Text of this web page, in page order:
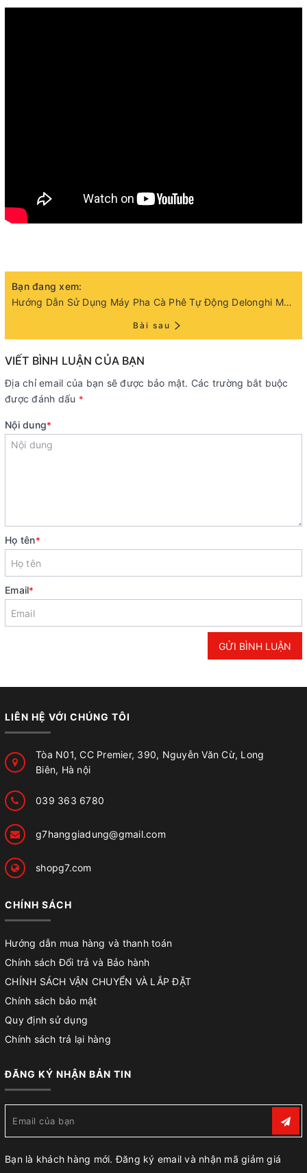
Bạn đang xem:
Hướng Dẫn Sử Dụng Máy Pha Cà Phê Tự Động Delonghi Magnifica S Ecam 22.110
Bài sau
VIẾT BÌNH LUẬN CỦA BẠN
Địa chỉ email của bạn sẽ được bảo mật. Các trường bắt buộc
được đánh dấu *
Nội dung*
Họ tên*
Email*
GỬI BÌNH LUẬN
LIÊN HỆ VỚI CHÚNG TÔI
Tòa N01, CC Premier, 390, Nguyễn Văn Cừ, Long
Biên, Hà nội
039 363 6780
g7hanggiadung@gmail.com
shopg7.com
CHÍNH SÁCH
Hướng dẫn mua hàng và thanh toán
Chính sách Đổi trả và Bảo hành
CHÍNH SÁCH VẬN CHUYỂN VÀ LẮP ĐẶT
Chính sách bảo mật
Quy định sử dụng
Chính sách trả lại hàng
ĐĂNG KÝ NHẬN BẢN TIN
Bạn là khách hàng mới. Đăng ký email và nhận mã giảm giá